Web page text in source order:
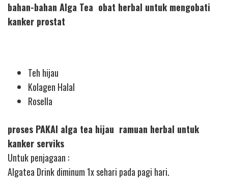
bahan-bahan Alga Tea obat herbal untuk mengobati
kanker prostat
Teh hijau
Kolagen Halal
Rosella
proses PAKAI alga tea hijau ramuan herbal untuk
kanker serviks
Untuk penjagaan :
Algatea Drink diminum 1x sehari pada pagi hari.